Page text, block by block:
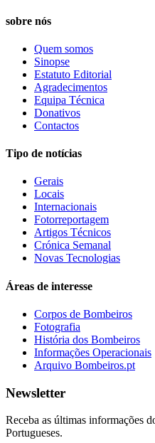
sobre nós
Quem somos
Sinopse
Estatuto Editorial
Agradecimentos
Equipa Técnica
Donativos
Contactos
Tipo de notícias
Gerais
Locais
Internacionais
Fotorreportagem
Artigos Técnicos
Crónica Semanal
Novas Tecnologias
Áreas de interesse
Corpos de Bombeiros
Fotografia
História dos Bombeiros
Informações Operacionais
Arquivo Bombeiros.pt
Newsletter
Receba as últimas informações
Portugueses.